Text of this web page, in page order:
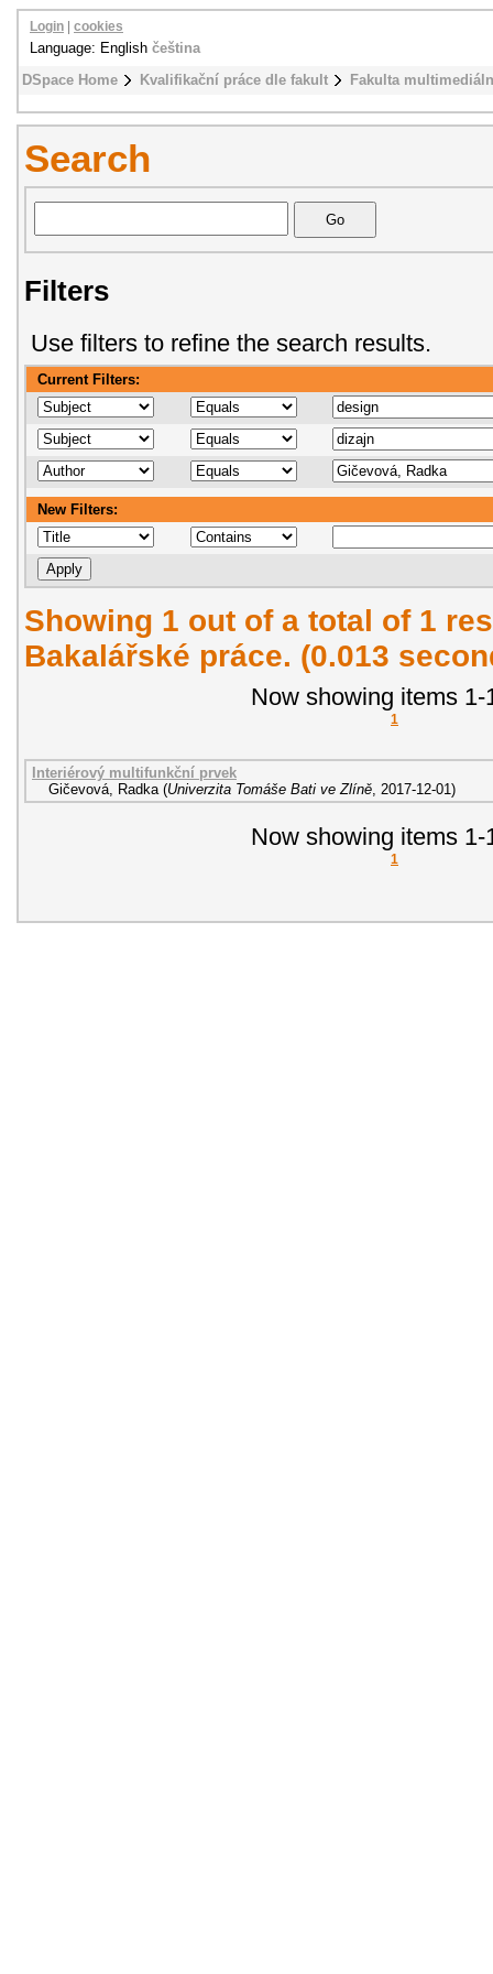
DSpace Home Kvalifikační práce dle fakult Fakulta
Login cookies
Language: English čeština
Search
Filters
Use filters to refine the search results.
Current Filters:
New Filters:
Showing 1 out of a total of 1
Bakalářské práce. (0.013
Now showing items 1-
1
Interiérový multifunkční prvek
Gičevová, Radka (Univerzita Tomáše Bati ve Zlíně, 2017-12-01)
Now showing items 1-
1